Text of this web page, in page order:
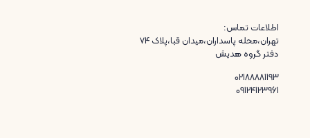
اطلاعات تماس:
تهران،محله پاسداران،میدان قبا،پلاک ۷۴
دفتر گروه هدیش
02188881193
09124123961